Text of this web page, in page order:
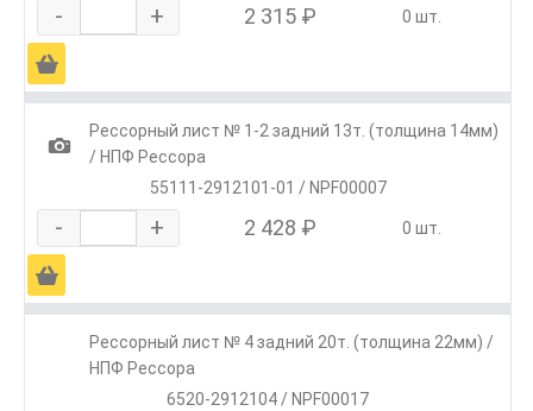
- + 2 315 ₽ 0 шт.
Ä
1
Рессорный лист № 1-2 задний 13т. (толщина 14мм)
/ НПФ Рессора
55111-2912101-01 / NPF00007
- + 2 428 ₽ 0 шт.
Ä
Рессорный лист № 4 задний 20т. (толщина 22мм) /
НПФ Рессора
6520-2912104 / NPF00017